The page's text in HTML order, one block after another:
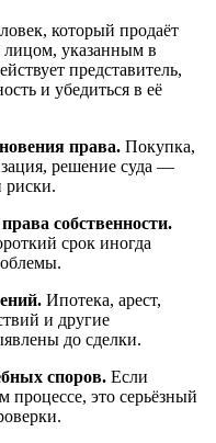
который продаёт
лицом, указанным в
представитель,
и убедиться в её
права. Покупка,
решение суда —
риски.
собственности.
срок иногда
Ипотека, арест,
и другие
до сделки.
споров. Если
процессе, это серьёзный